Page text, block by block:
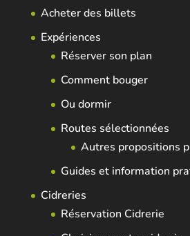
Acheter des billets
Expériences
Réserver son plan
Comment bouger
Ou dormir
Routes sélectionnées
Autres propositions
Guides et information
Cidreries
Réservation Cidrerie